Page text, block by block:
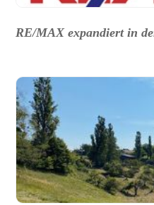
RE/MAX expandiert in